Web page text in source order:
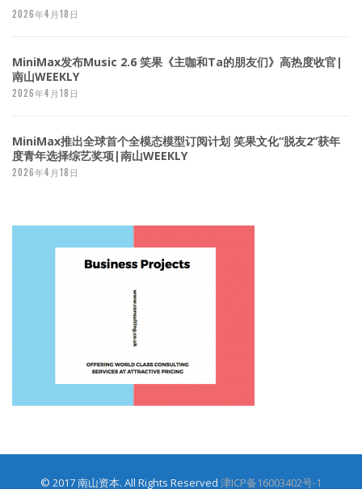
2026年4月18日
MiniMax发布Music 2.6 笑果《主咖和Ta的朋友们》高热度收官|
南山WEEKLY
2026年4月18日
MiniMax推出全球首个全模态模型订阅计划 笑果文化“脱友2”获年
度青年选择综艺奖项|南山WEEKLY
2026年4月18日
© 2017 南山资本. All Rights Reserved 津ICP备16003402号-1